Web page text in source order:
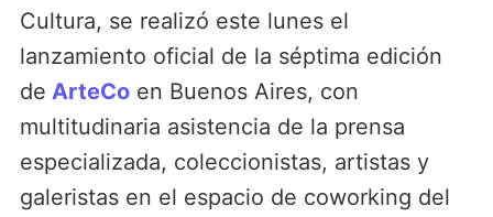
Cultura, se realizó este lunes el
lanzamiento oficial de la séptima edición
de ArteCoen Buenos Aires, con
multitudinaria asistencia de la prensa
especializada, coleccionistas, artistas y
galeristas en el espacio de coworking del